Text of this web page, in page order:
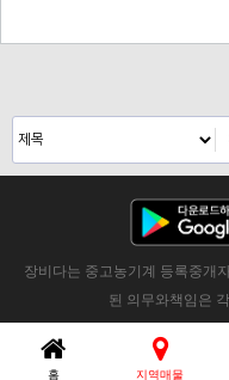
장비다는 중고농기계 등록중개
된 의무와책임은
홈 지역매물